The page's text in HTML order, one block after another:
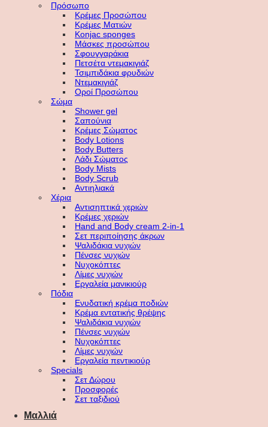
Πρόσωπο
Κρέμες Προσώπου
Κρέμες Ματιών
Konjac sponges
Μάσκες προσώπου
Σφουγγαράκια
Πετσέτα ντεμακιγιάζ
Τσιμπιδάκια φρυδιών
Ντεμακιγιάζ
Οροί Προσώπου
Σώμα
Shower gel
Σαπούνια
Κρέμες Σώματος
Body Lotions
Body Butters
Λάδι Σώματος
Body Mists
Body Scrub
Αντιηλιακά
Χέρια
Αντισηπτικά χεριών
Κρέμες χεριών
Hand and Body cream 2-in-1
Σετ περιποίησης άκρων
Ψαλιδάκια νυχιών
Πένσες νυχιών
Νυχοκόπτες
Λίμες νυχιών
Εργαλεία μανικιούρ
Πόδια
Ενυδατική κρέμα ποδιών
Κρέμα εντατικής θρέψης
Ψαλιδάκια νυχιών
Πένσες νυχιών
Νυχοκόπτες
Λίμες νυχιών
Εργαλεία πεντικιούρ
Specials
Σετ Δώρου
Προσφορές
Σετ ταξιδιού
Μαλλιά